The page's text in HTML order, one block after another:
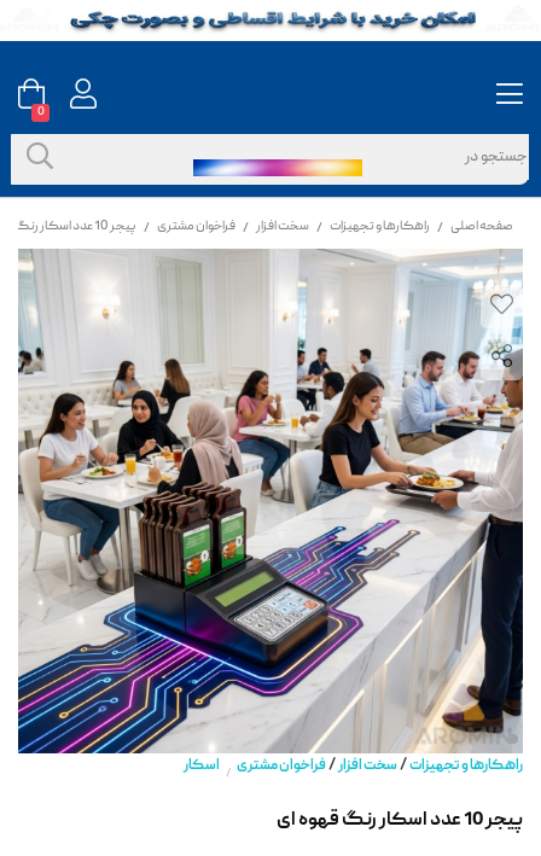
صفحه اصلی / راهکارها و تجهیزات / سخت افزار / فراخوان مشتری / پیجر 10 عدد اسکار رنگ قهوه ای
راهکارها و تجهیزات/سخت افزار/فراخوان مشتری / اسکار
پیجر 10 عدد اسکار رنگ قهوه ای
0